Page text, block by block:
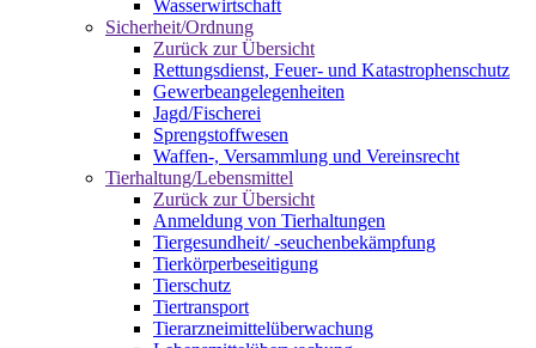
Wasserwirtschaft
Sicherheit/Ordnung
Zurück zur Übersicht
Rettungsdienst, Feuer- und Katastrophenschutz
Gewerbeangelegenheiten
Jagd/Fischerei
Sprengstoffwesen
Waffen-, Versammlung und Vereinsrecht
Tierhaltung/Lebensmittel
Zurück zur Übersicht
Anmeldung von Tierhaltungen
Tiergesundheit/ -seuchenbekämpfung
Tierkörperbeseitigung
Tierschutz
Tiertransport
Tierarzneimittelüberwachung